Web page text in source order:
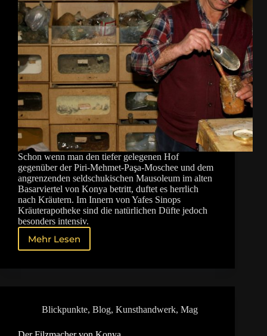
Schon wenn man den tiefer gelegenen Hof
gegenüber der Piri-Mehmet-Paşa-Moschee und dem
angrenzenden seldschukischen Mausoleum im alten
Basarviertel von Konya betritt, duftet es herrlich
nach Kräutern. Im Innern von Yafes Sinops
Kräuterapotheke sind die natürlichen Düfte jedoch
besonders intensiv.
Mehr Lesen
Der
Konya
Blickpunkte, Blog, Kunsthandwerk, Mag